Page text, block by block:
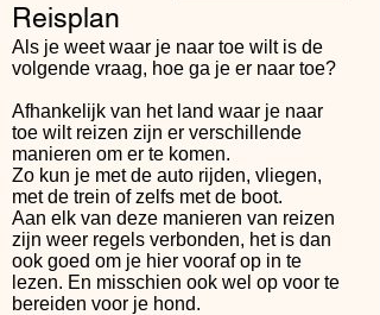
Reisplan
Als je weet waar je naar toe wilt is de
volgende vraag, hoe ga je er naar toe?
Afhankelijk van het land waar je naar
toe wilt reizen zijn er verschillende
manieren om er te komen.
Zo kun je met de auto rijden, vliegen,
met de trein of zelfs met de boot.
Aan elk van deze manieren van reizen
zijn weer regels verbonden, het is dan
ook goed om je hier vooraf op in te
lezen. En misschien ook wel op voor te
bereiden voor je hond.